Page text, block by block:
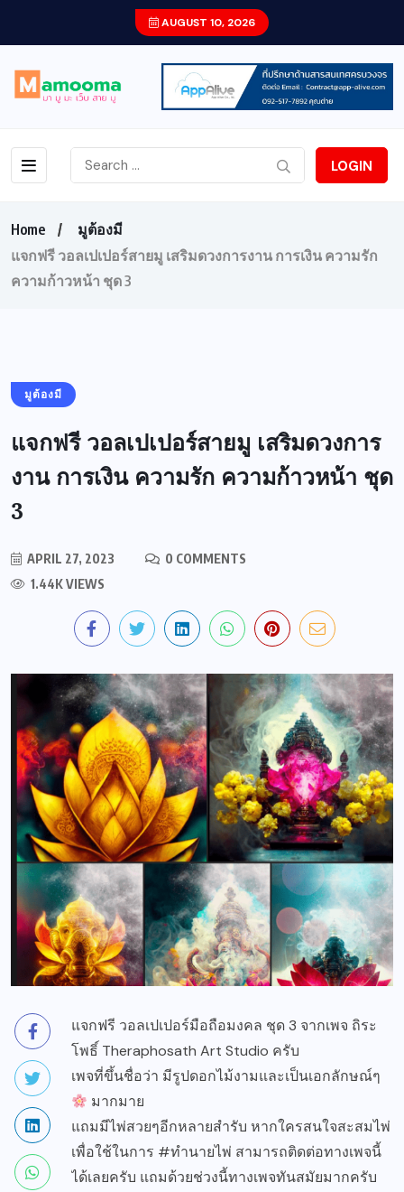
AUGUST 10, 2026
LOGIN
Home
มูต้องมี
แจกฟรี วอลเปเปอร์สายมู เสริมดวงการงาน การเงิน ความรัก
ความก้าวหน้า ชุด 3
มูต้องมี
แจกฟรี วอลเปเปอร์สายมู เสริมดวงการ
งาน การเงิน ความรัก ความก้าวหน้า ชุด
3
APRIL 27, 2023
0 COMMENTS
1.44K VIEWS
แจกฟรี วอลเปเปอร์มือถือมงคล ชุด 3 จากเพจ ถิระ
โพธิ์ Theraphosath Art Studio ครับ
เพจที่ขึ้นชื่อว่า มีรูปดอกไม้งามและเป็นเอกลักษณ์ๆ
มากมาย
แถมมีไพ่สวยๆอีกหลายสำรับ หากใครสนใจสะสมไพ่
เพื่อใช้ในการ #ทำนายไพ่ สามารถติดต่อทางเพจนี้
ได้เลยครับ แถมด้วยช่วงนี้ทางเพจทันสมัยมากครับ